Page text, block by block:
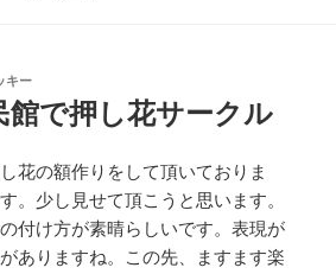
キー
館で押し花サークル
花の額作りをして頂いておりま
。少し見せて頂こうと思います。
付け方が素晴らしいです。表現が
ありますね。この先、ますます楽